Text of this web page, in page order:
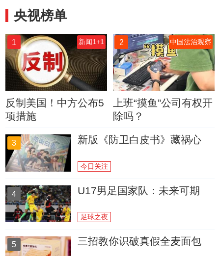
央视榜单
1 新闻1+1
反制美国！中方公布5
项措施
2 中国法治观察
上班“摸鱼”公司有权开
除吗？
3 新版《防卫白皮书》藏祸心
今日关注
4 U17男足国家队：未来可期
足球之夜
5 三招教你识破真假全麦面包